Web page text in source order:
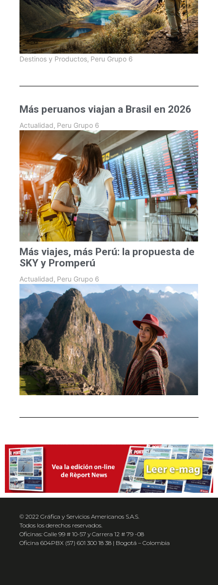
Destinos y Productos, Peru Grupo 6
Más peruanos viajan a Brasil en 2026
Actualidad, Peru Grupo 6
Más viajes, más Perú: la propuesta de
SKY y Promperú
Actualidad, Peru Grupo 6
© 2022 Gráfica y Servicios Americanos S.A.S.
Todos los derechos reservados.
Oficinas: Calle 99 # 10-57 y Carrera 12 # 79 -08
Oficina 604PBX (57) 601 300 18 38 | Bogotá – Colombia